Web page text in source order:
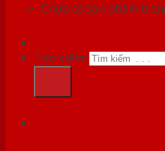
Chưa có sản phẩm
Tìm kiếm: